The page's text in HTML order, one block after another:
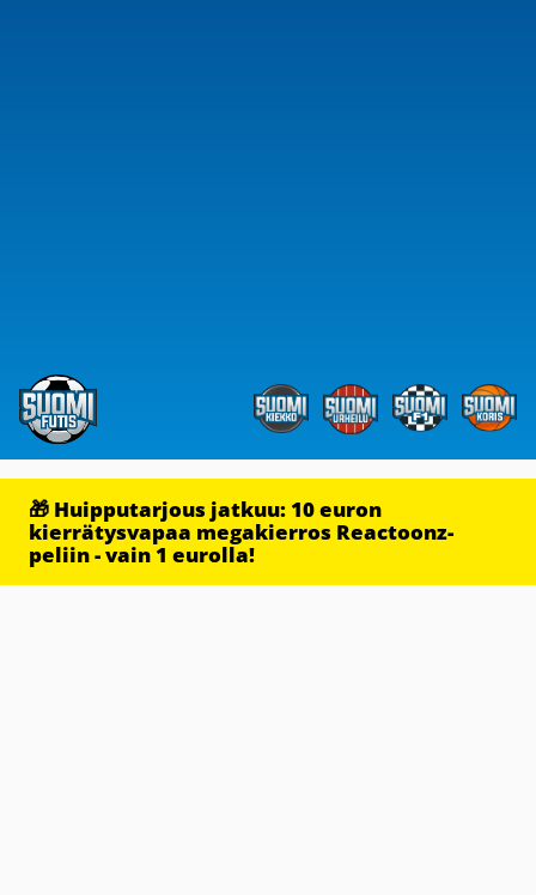
🎁 Huipputarjous jatkuu: 10 euron
kierrätysvapaa megakierros Reactoonz-
peliin - vain 1 eurolla!